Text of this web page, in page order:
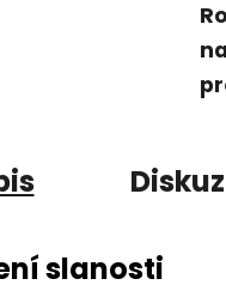
slanosti